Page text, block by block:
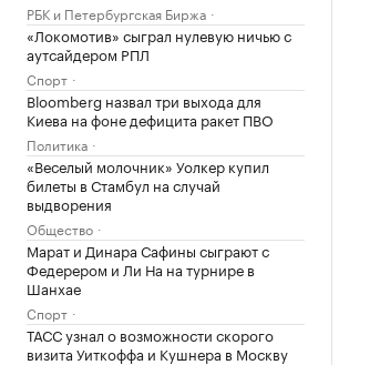
РБК и Петербургская Биржа
«Локомотив» сыграл нулевую ничью с
аутсайдером РПЛ
Спорт
Bloomberg назвал три выхода для
Киева на фоне дефицита ракет ПВО
Политика
«Веселый молочник» Уолкер купил
билеты в Стамбул на случай
выдворения
Общество
Марат и Динара Сафины сыграют с
Федерером и Ли На на турнире в
Шанхае
Спорт
ТАСС узнал о возможности скорого
визита Уиткоффа и Кушнера в Москву